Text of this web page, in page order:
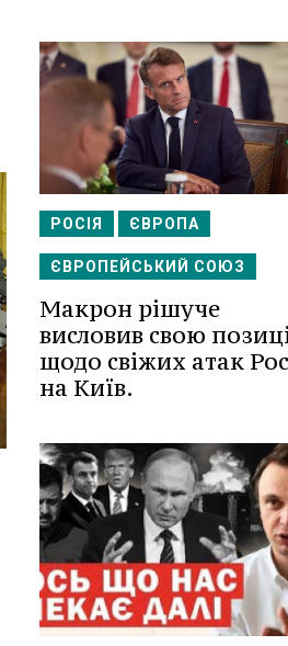
РОСІЯ ЄВРОПА
ЄВРОПЕЙСЬКИЙ СОЮЗ
Макрон рішуче
висловив свою
щодо свіжих атак
на Київ.